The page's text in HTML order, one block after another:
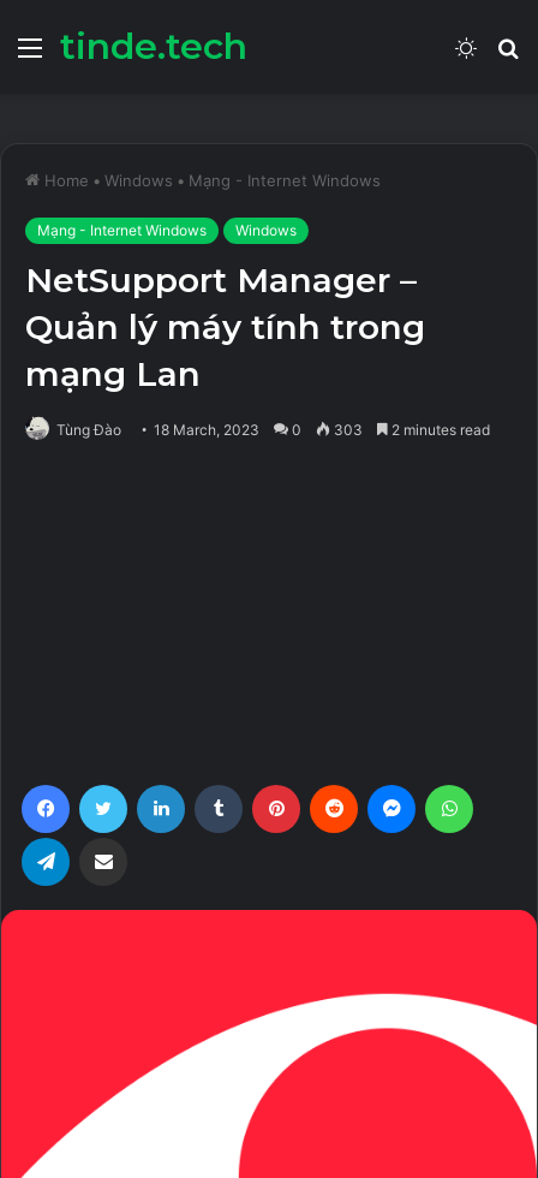
Menu
tinde.tech
Switch
Home • Windows • Mạng - Internet Windows
Mạng - Internet Windows Windows
NetSupport Manager –
Quản lý máy tính trong
mạng Lan
Tùng Đào 18 March, 2023 0 303 2 minutes read
FacebookTwitter LinkedIn Tumblr Pinterest Reddit Messenger
Telegram Share via Email